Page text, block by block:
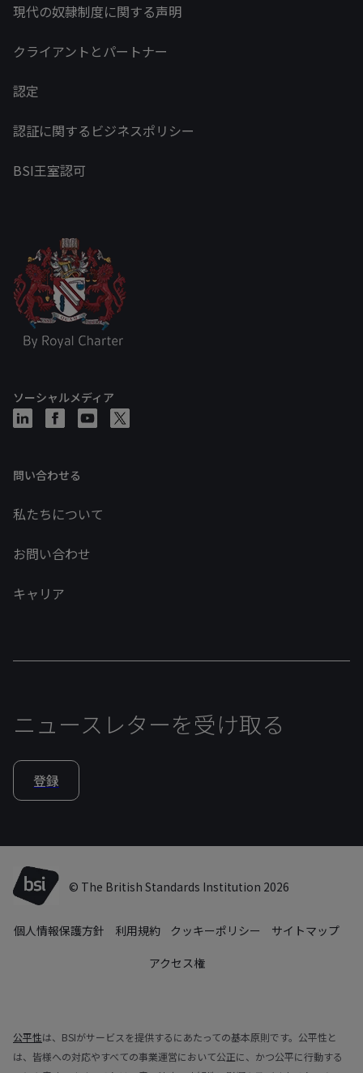
現代の奴隷制度に関する声明
クライアントとパートナー
認定
認証に関するビジネスポリシー
BSI王室認可
ソーシャルメディア
問い合わせる
私たちについて
お問い合わせ
キャリア
ニュースレターを受け取る
登録
© The British Standards Institution 2026
個人情報保護方針 利用規約 クッキーポリシー
サイトマップ
アクセス権
公平性は、BSIがサービスを提供するにあたっての基本原則です。公平性と
は、皆様への対応やすべての事業運営において公正に、かつ公平に行動する